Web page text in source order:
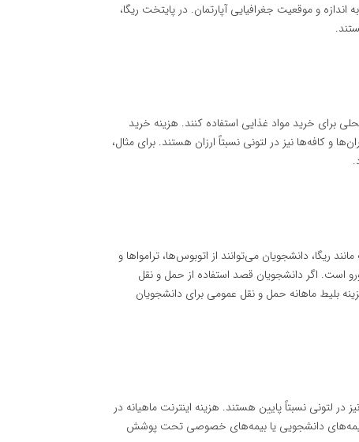
یورو تا ۶۰۰ یورو در ماه است، بسته به اندازه و موقعیت جغرافیایی آپارتمان. در پایتخت ریگا،
برای خرید مواد غذایی استفاده کنند. هزینه خرید
۱۵۰ یورو تا ۲۵۰ یورو در ماه است. رستوران‌ها و کافه‌ها نیز در لتونی نسبتاً ارزان هستند. برای مثال،
ریگا، دانشجویان می‌توانند از اتوبوس‌ها، ترامواها و
برای جابجایی استفاده کنند. قیمت بلیت‌های تک سفره معمولاً حدود ۱.۲۵ یورو است. اگر دانشجویان قصد استفاده از حمل و نقل
بلیط ماهانه حمل و نقل عمومی برای دانشجویان
در لتونی نسبتاً پایین هستند. هزینه اینترنت ماهیانه در
از طریق بیمه‌های دانشجویی یا بیمه‌های خصوصی تحت پوشش